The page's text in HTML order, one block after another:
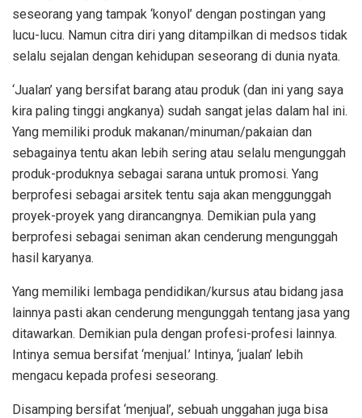
seseorang yang tampak ‘konyol’ dengan postingan yang
lucu-lucu. Namun citra diri yang ditampilkan di medsos tidak
selalu sejalan dengan kehidupan seseorang di dunia nyata.
‘Jualan’ yang bersifat barang atau produk (dan ini yang saya
kira paling tinggi angkanya) sudah sangat jelas dalam hal ini.
Yang memiliki produk makanan/minuman/pakaian dan
sebagainya tentu akan lebih sering atau selalu mengunggah
produk-produknya sebagai sarana untuk promosi. Yang
berprofesi sebagai arsitek tentu saja akan menggunggah
proyek-proyek yang dirancangnya. Demikian pula yang
berprofesi sebagai seniman akan cenderung mengunggah
hasil karyanya.
Yang memiliki lembaga pendidikan/kursus atau bidang jasa
lainnya pasti akan cenderung mengunggah tentang jasa yang
ditawarkan. Demikian pula dengan profesi-profesi lainnya.
Intinya semua bersifat ‘menjual.’ Intinya, ‘jualan’ lebih
mengacu kepada profesi seseorang.
Disamping bersifat ‘menjual’, sebuah unggahan juga bisa